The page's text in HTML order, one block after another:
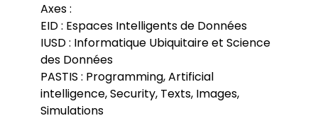
Axes :
EID : Espaces Intelligents de Données
IUSD : Informatique Ubiquitaire et Science
des Données
PASTIS : Programming, Artificial
intelligence, Security, Texts, Images,
Simulations